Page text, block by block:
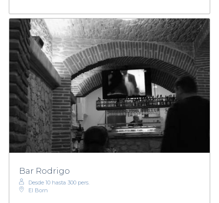
Bar Rodrigo
Desde 10 hasta 300 pers.
El Born